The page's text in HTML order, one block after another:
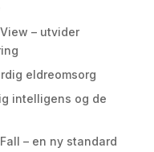
– utvider
eldreomsorg
intelligens og de
– en ny standard